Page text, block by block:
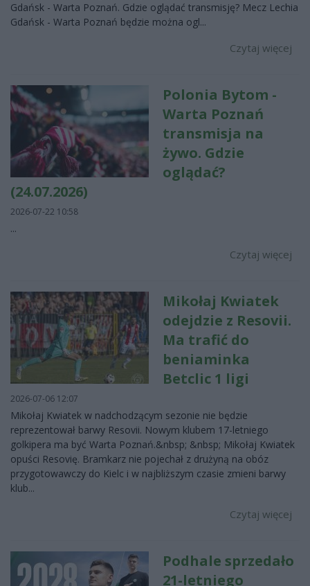
Gdańsk - Warta Poznań. Gdzie oglądać transmisję? Mecz Lechia
Gdańsk - Warta Poznań będzie można ogl...
Czytaj więcej
Polonia Bytom -
Warta Poznań
transmisja na
żywo. Gdzie
oglądać?
(24.07.2026)
2026-07-22 10:58
...
Czytaj więcej
Mikołaj Kwiatek
odejdzie z Resovii.
Ma trafić do
beniaminka
Betclic 1 ligi
2026-07-06 12:07
Mikołaj Kwiatek w nadchodzącym sezonie nie będzie
reprezentował barwy Resovii. Nowym klubem 17-letniego
golkipera ma być Warta Poznań.&nbsp; &nbsp; Mikołaj Kwiatek
opuści Resovię. Bramkarz nie pojechał z drużyną na obóz
przygotowawczy do Kielc i w najbliższym czasie zmieni barwy
klub...
Czytaj więcej
Podhale sprzedało
21-letniego